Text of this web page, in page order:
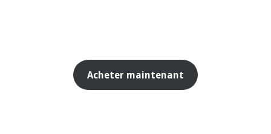
Acheter maintenant